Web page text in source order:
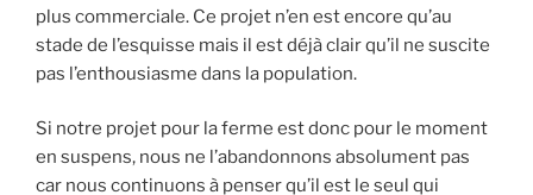
plus commerciale. Ce projet n’en est encore qu’au
stade de l’esquisse mais il est déjà clair qu’il ne suscite
pas l’enthousiasme dans la population.
Si notre projet pour la ferme est donc pour le moment
en suspens, nous ne l’abandonnons absolument pas
car nous continuons à penser qu’il est le seul qui